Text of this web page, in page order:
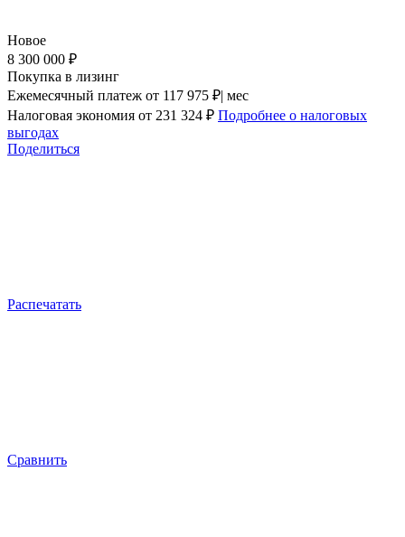
Новое
8 300 000 ₽
Покупка в лизинг
Ежемесячный платеж от 117 975 ₽| мес
Налоговая экономия от 231 324 ₽ Подробнее о налоговых
выгодах
Поделиться
Распечатать
Сравнить